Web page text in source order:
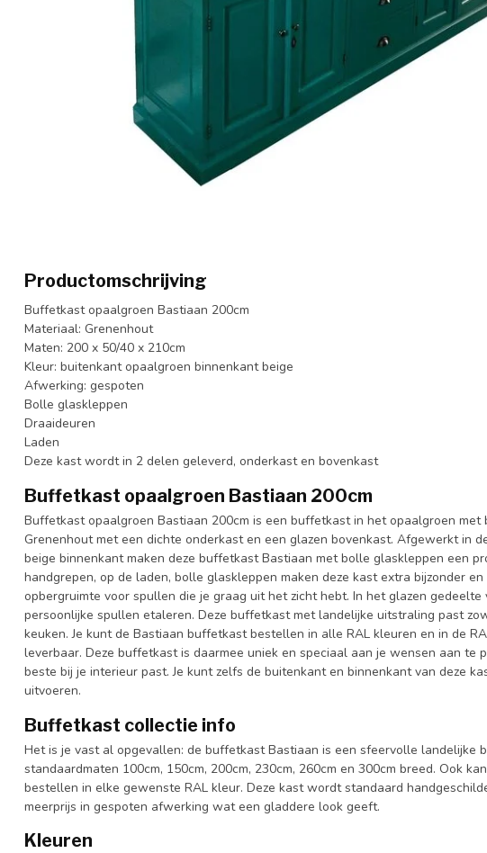
Productomschrijving
Buffetkast opaalgroen Bastiaan 200cm
Materiaal: Grenenhout
Maten: 200 x 50/40 x 210cm
Kleur: buitenkant opaalgroen binnenkant beige
Afwerking: gespoten
Bolle glaskleppen
Draaideuren
Laden
Deze kast wordt in 2 delen geleverd, onderkast en bovenkast
Buffetkast opaalgroen Bastiaan 200cm
Buffetkast opaalgroen Bastiaan 200cm is een buffetkast in het opaalgroen met
Grenenhout met een dichte onderkast en een glazen bovenkast. Afgewerkt in
beige binnenkant maken deze buffetkast Bastiaan met bolle glaskleppen een
handgrepen, op de laden, bolle glaskleppen maken deze kast extra bijzonder
opbergruimte voor spullen die je graag uit het zicht hebt. In het glazen
persoonlijke spullen etaleren. Deze buffetkast met landelijke uitstraling past
keuken. Je kunt de Bastiaan buffetkast bestellen in alle RAL kleuren en in de
leverbaar. Deze buffetkast is daarmee uniek en speciaal aan je wensen aan te
beste bij je interieur past. Je kunt zelfs de buitenkant en binnenkant van deze
uitvoeren.
Buffetkast collectie info
Het is je vast al opgevallen: de buffetkast Bastiaan is een sfeervolle landelijke
standaardmaten 100cm, 150cm, 200cm, 230cm, 260cm en 300cm breed. Ook
bestellen in elke gewenste RAL kleur. Deze kast wordt standaard
meerprijs in gespoten afwerking wat een gladdere look geeft.
Kleuren